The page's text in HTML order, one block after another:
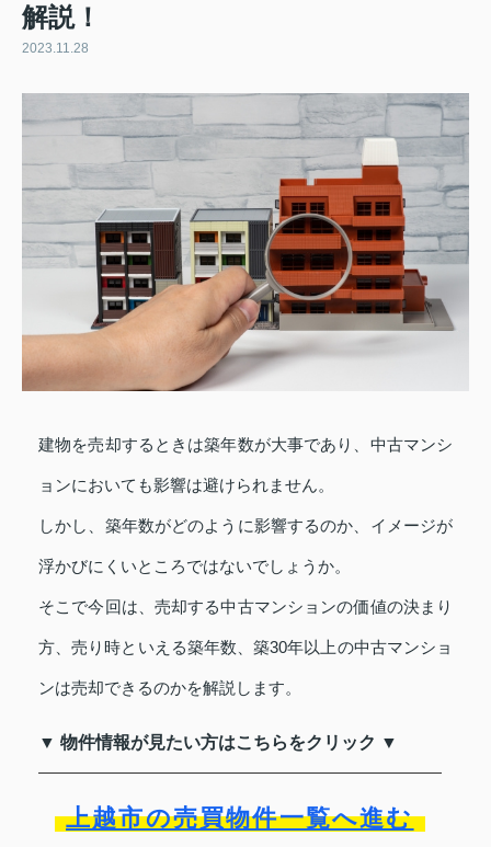
解説！
2023.11.28
建物を売却するときは築年数が大事であり、中古マンシ
ョンにおいても影響は避けられません。
しかし、築年数がどのように影響するのか、イメージが
浮かびにくいところではないでしょうか。
そこで今回は、売却する中古マンションの価値の決まり
方、売り時といえる築年数、築30年以上の中古マンショ
ンは売却できるのかを解説します。
▼ 物件情報が見たい方はこちらをクリック ▼
上越市の売買物件一覧へ進む